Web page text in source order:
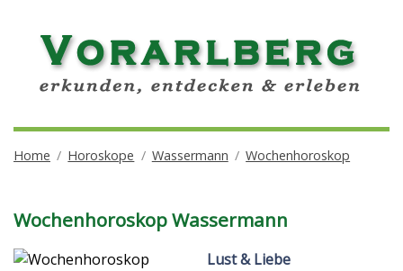
Home Horoskope Wassermann Wochenhoroskop
Wochenhoroskop Wassermann
Lust & Liebe